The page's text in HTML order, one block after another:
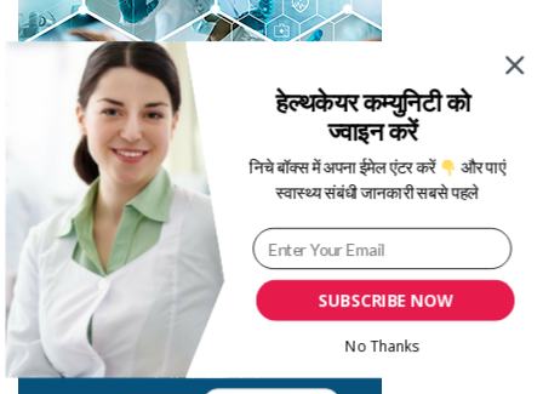
SUBSCRIBE NOW
हेल्थकेयर कम्युनिटी को
ज्वाइन करें
निचे बॉक्स में अपना ईमेल एंटर करें
और पाएं
स्वास्थ्य संबंधी जानकारी सबसे पहले
No Thanks